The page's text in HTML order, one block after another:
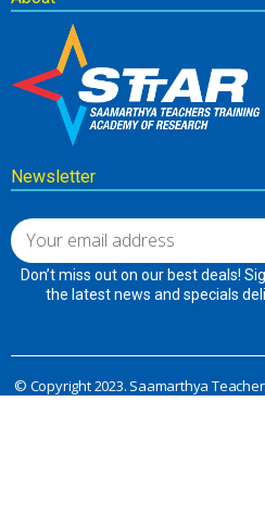
Newsletter
Don’t miss out on our best deals!
the latest news and specials
© Copyright 2023. Saamarthya
All Rights